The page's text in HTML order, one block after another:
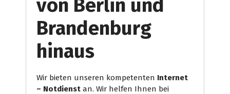
von Berlin und
Brandenburg
hinaus
Wir bieten unseren kompetenten Internet
– Notdienst an. Wir helfen Ihnen bei